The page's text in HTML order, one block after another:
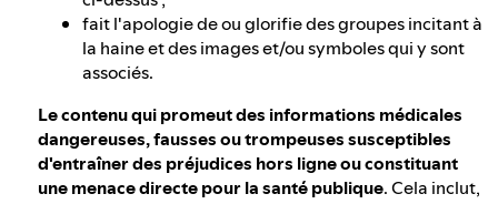
fait l'apologie de ou glorifie des groupes incitant à
la haine et des images et/ou symboles qui y sont
associés.
Le contenu qui promeut des informations médicales
dangereuses, fausses ou trompeuses susceptibles
d'entraîner des préjudices hors ligne ou constituant
une menace directe pour la santé publique. Cela inclut,